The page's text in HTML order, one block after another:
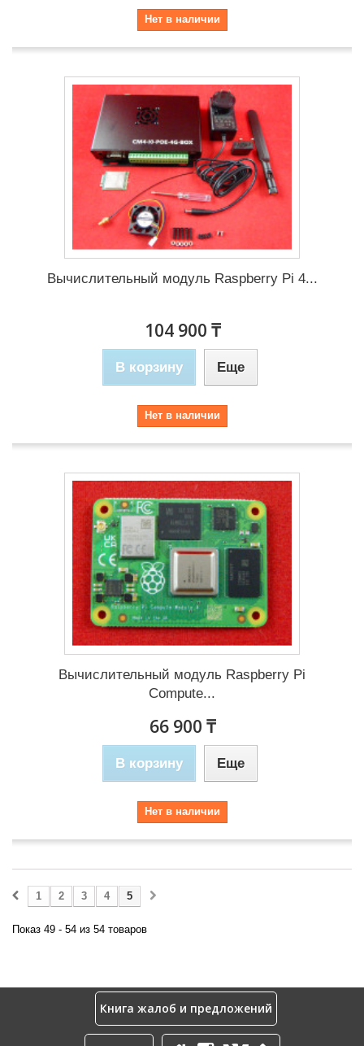
Нет в наличии
Вычислительный модуль Raspberry Pi 4...
104 900 ₸
В корзину Еще
Нет в наличии
Вычислительный модуль Raspberry Pi
Compute...
66 900 ₸
В корзину Еще
Нет в наличии
1 2 3 4 5
Показ 49 - 54 из 54 товаров
Книга жалоб и предложений